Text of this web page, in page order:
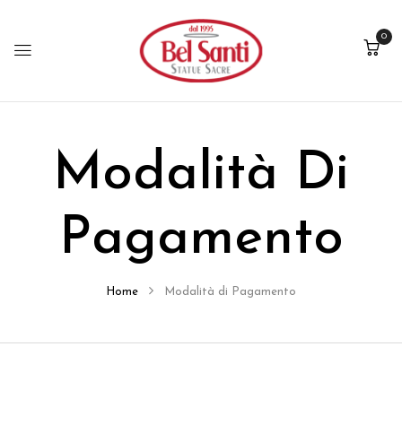
0
Modalità Di
Pagamento
Home Modalità di Pagamento